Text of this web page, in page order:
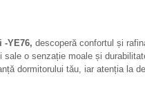
-YE76, descoperă confortul și
o senzație moale și
dormitorului tău, iar atenția